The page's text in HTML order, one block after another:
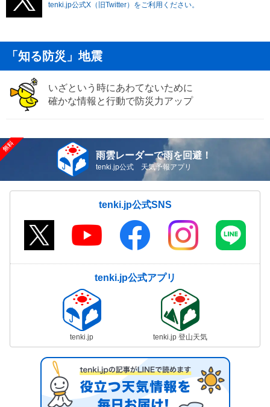
tenki.jp公式X（旧Twitter）をご利用ください。
「知る防災」地震
いざという時にあわてないために
確かな情報と行動で防災力アップ
雨雲レーダーで雨を回避！
tenki.jp公式 天気予報アプリ
tenki.jp公式SNS
tenki.jp公式アプリ
tenki.jp tenki.jp 登山天気